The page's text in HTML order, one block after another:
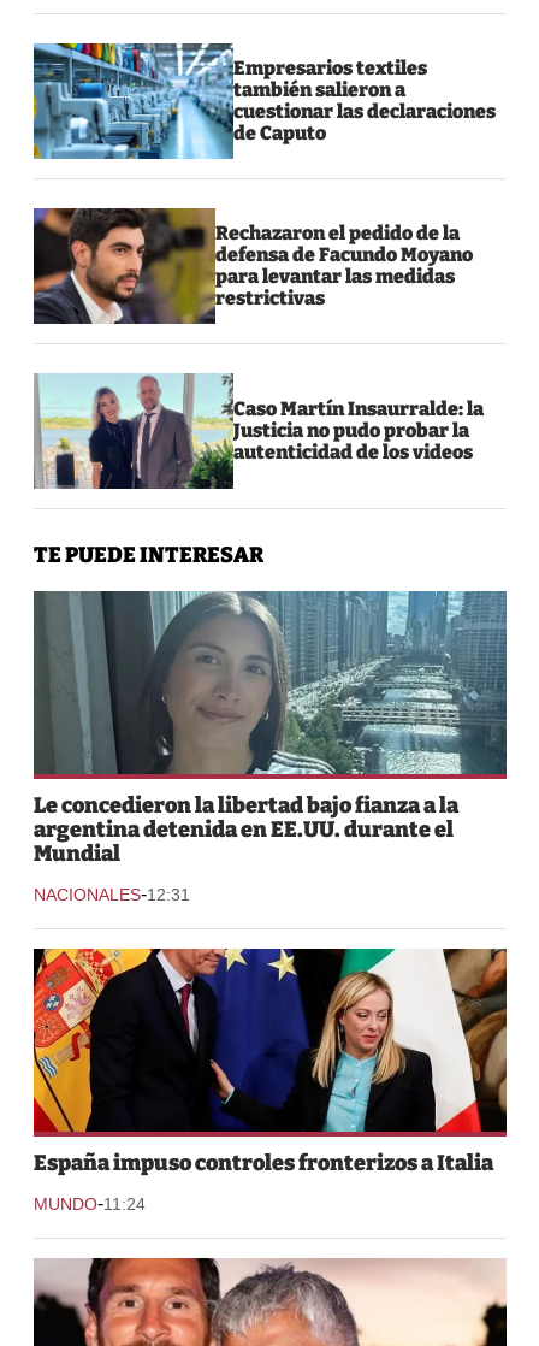
Empresarios textiles
también salieron a
cuestionar las declaraciones
de Caputo
Rechazaron el pedido de la
defensa de Facundo Moyano
para levantar las medidas
restrictivas
Caso Martín Insaurralde: la
Justicia no pudo probar la
autenticidad de los videos
TE PUEDE INTERESAR
Le concedieron la libertad bajo fianza a la
argentina detenida en EE.UU. durante el
Mundial
NACIONALES-12:31
España impuso controles fronterizos a Italia
MUNDO-11:24